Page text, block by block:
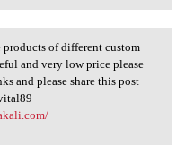
products of
products of different custom
and very low price please
and please share this post